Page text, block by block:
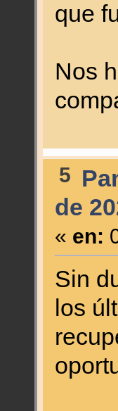
que
Nos
5
de
« en:
Sin
los